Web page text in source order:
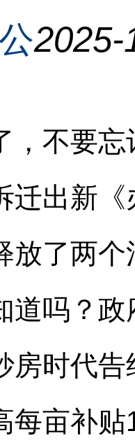
2025-
，不要忘
迁出新
放了两
道吗？
房时代
每亩补贴